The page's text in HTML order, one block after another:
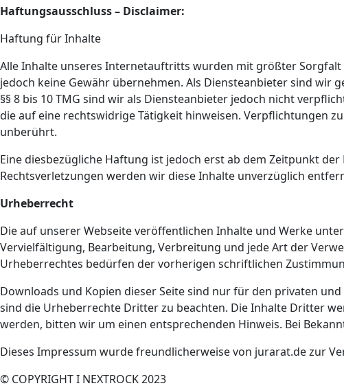
Haftungsausschluss – Disclaimer:
Haftung für Inhalte
Alle Inhalte unseres Internetauftritts wurden mit größter
jedoch keine Gewähr übernehmen. Als Diensteanbieter sind wir
§§ 8 bis 10 TMG sind wir als Diensteanbieter jedoch nicht
die auf eine rechtswidrige Tätigkeit hinweisen. Verpflichtungen
unberührt.
Eine diesbezügliche Haftung ist jedoch erst ab dem Zeitpunkt
Rechtsverletzungen werden wir diese Inhalte unverzüglich
Urheberrecht
Die auf unserer Webseite veröffentlichen Inhalte und Werke
Vervielfältigung, Bearbeitung, Verbreitung und jede Art der
Urheberrechtes bedürfen der vorherigen schriftlichen
Downloads und Kopien dieser Seite sind nur für den privaten
sind die Urheberrechte Dritter zu beachten. Die Inhalte Dritter
werden, bitten wir um einen entsprechenden Hinweis. Bei
Dieses Impressum wurde freundlicherweise von jurarat.de zur
© COPYRIGHT I NEXTROCK 2023